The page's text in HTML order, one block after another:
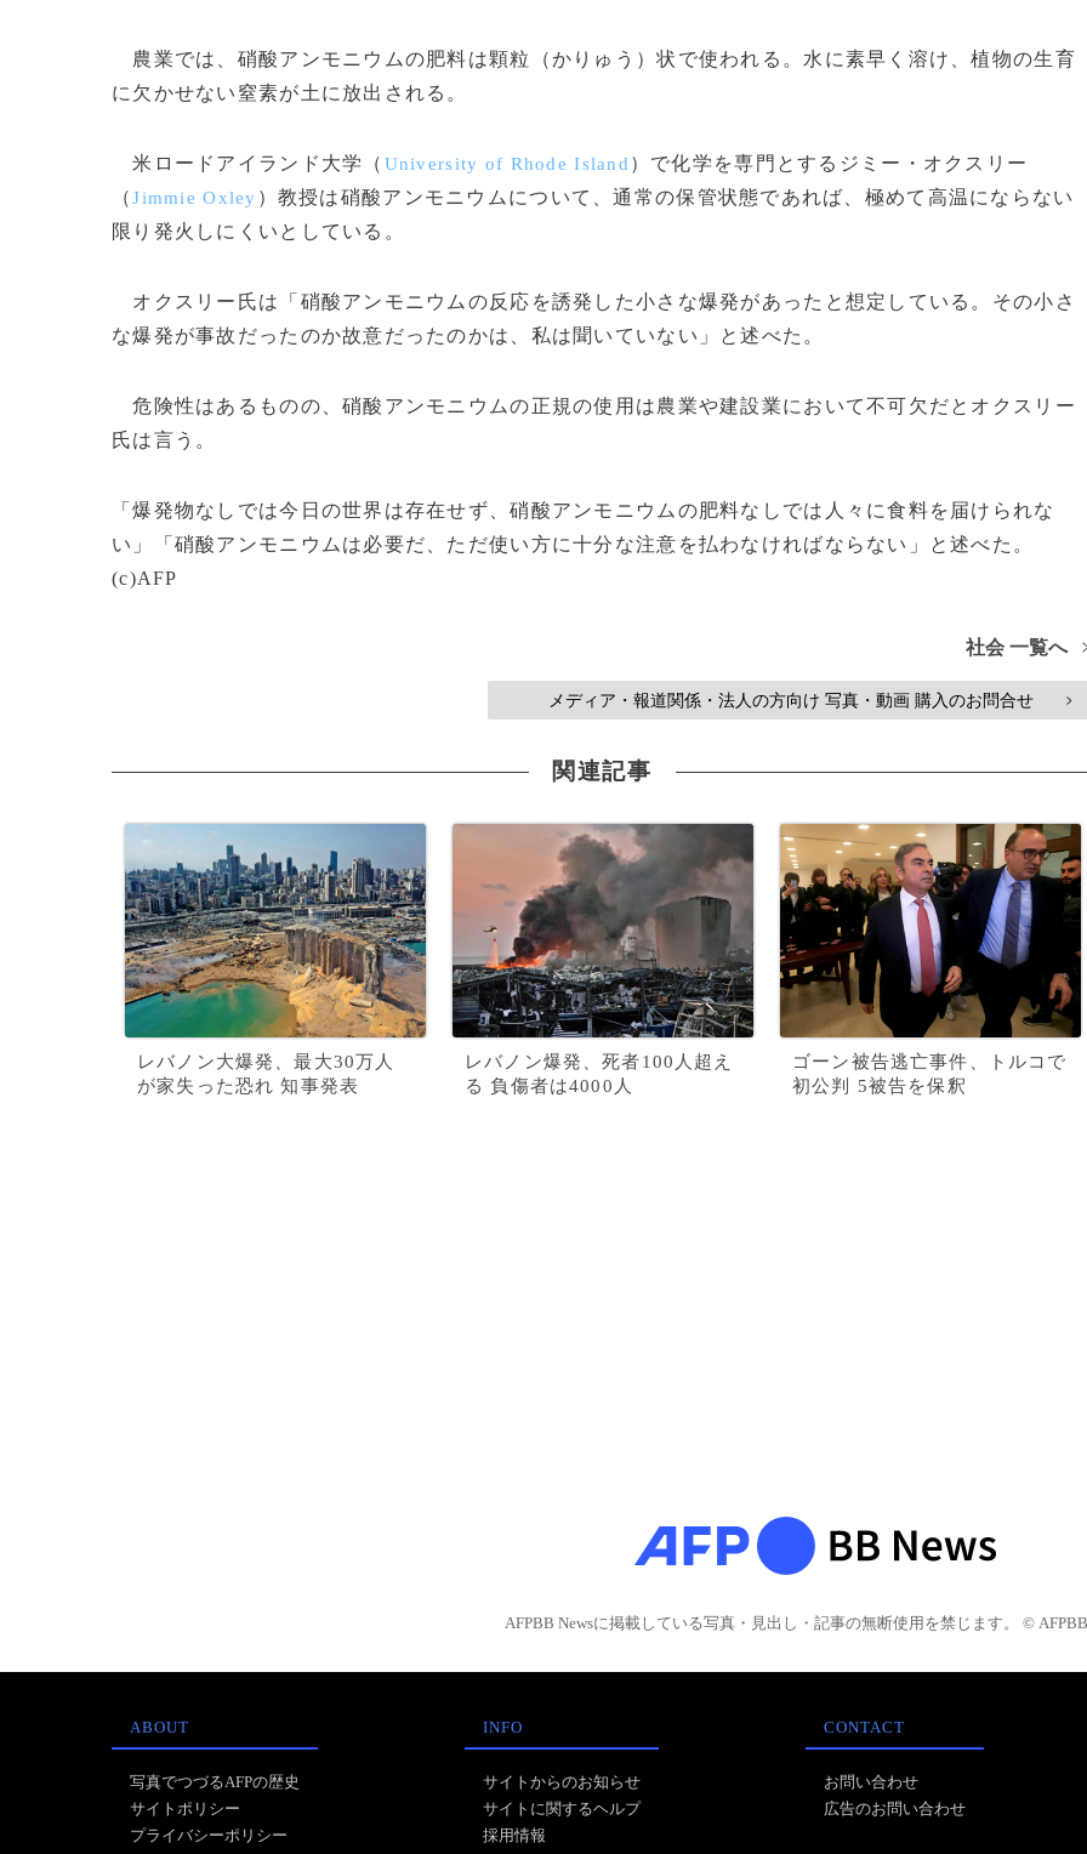
農業では、硝酸アンモニウムの肥料は顆粒（かりゅう）状で使われる。水に素早く溶け、植物の生育
に欠かせない窒素が土に放出される。
米ロードアイランド大学（ University of Rhode Island ）で化学を専門とするジミー・オクスリー
（Jimmie Oxley ）教授は硝酸アンモニウムについて、通常の保管状態であれば、極めて高温にならない
限り発火しにくいとしている。
オクスリー氏は「硝酸アンモニウムの反応を誘発した小さな爆発があったと想定している。その小さ
な爆発が事故だったのか故意だったのかは、私は聞いていない」と述べた。
危険性はあるものの、硝酸アンモニウムの正規の使用は農業や建設業において不可欠だとオクスリー
氏は言う。
「爆発物なしでは今日の世界は存在せず、硝酸アンモニウムの肥料なしでは人々に食料を届けられな
い」「硝酸アンモニウムは必要だ、ただ使い方に十分な注意を払わなければならない」と述べた。
(c)AFP
社会 一覧へ
メディア・報道関係・法人の方向け 写真・動画 購入のお問合せ >
関連記事
レバノン大爆発、最大30万人
が家失った恐れ 知事発表
レバノン爆発、死者100人超え
る 負傷者は4000人
ゴーン被告逃亡事件、トルコで
初公判 5被告を保釈
AFPBB Newsに掲載している写真・見出し・記事の無断使用を禁じます。 © AFPBB
ABOUT
写真でつづるAFPの歴史
サイトポリシー
プライバシーポリシー
INFO
サイトからのお知らせ
サイトに関するヘルプ
採用情報
CONTACT
お問い合わせ
広告のお問い合わせ